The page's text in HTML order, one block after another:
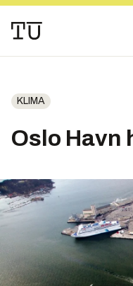
KLIMA
Oslo Havn